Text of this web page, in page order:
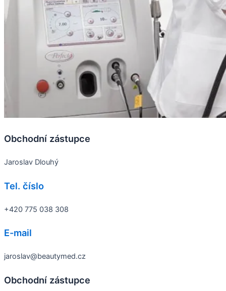
Obchodní zástupce
Jaroslav Dlouhý
Tel. číslo
+420 775 038 308
E-mail
jaroslav@beautymed.cz
Obchodní zástupce